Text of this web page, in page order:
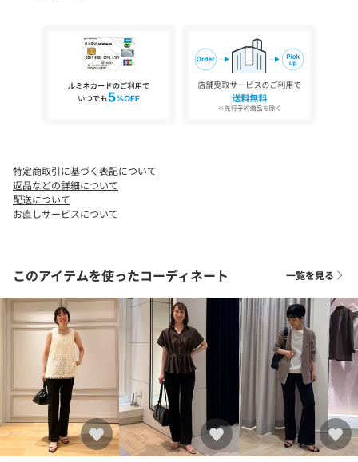
※店頭及び屋外での撮影画像は、光の当たり具合で色味が違って
見える場合があります。商品の色味は、スタジオ撮影の画像をご
参照下さい。
※商品画像に関しては出来る限り忠実に表示出来るよう努めてお
りますが、お客様がご利用のモニターの設定及び特性により、実
工、サイズが若干異なる場合がございます。
特定商取引に基づく表記について
返品などの詳細について
配送について
お直しサービスについて
このアイテムを使ったコーディネート 一覧を見る